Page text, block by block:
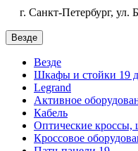
г. Санкт-Петербург, ул.
Везде
Везде
Шкафы и стойки 19
Legrand
Активное
Кабель
Оптические
Кроссовое